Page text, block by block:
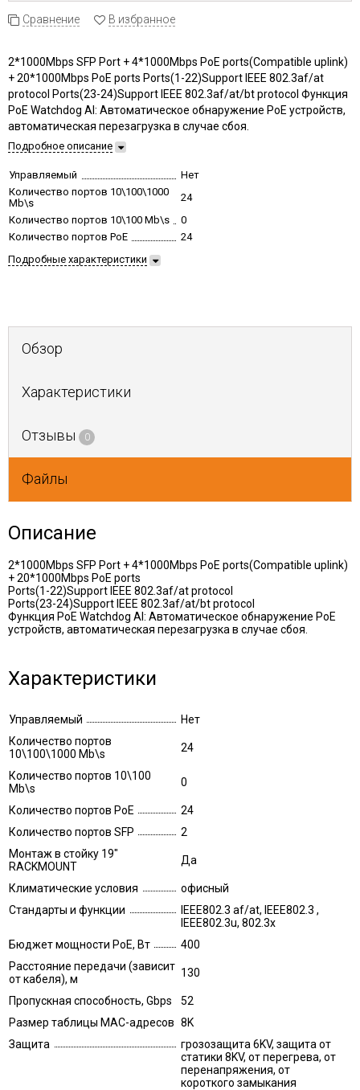
Сравнение В избранное
2*1000Mbps SFP Port + 4*1000Mbps PoE ports(Compatible uplink)
+ 20*1000Mbps PoE ports Ports(1-22)Support IEEE 802.3af/at
protocol Ports(23-24)Support IEEE 802.3af/at/bt protocol Функция
PoE Watchdog AI: Автоматическое обнаружение PoE устройств,
автоматическая перезагрузка в случае сбоя.
Подробное описание
Управляемый
Нет
Количество портов 10\100\1000
Mb\s
24
Количество портов 10\100 Mb\s
0
Количество портов PoE
24
Подробные характеристики
Обзор
Характеристики
Отзывы 0
Файлы
Описание
2*1000Mbps SFP Port + 4*1000Mbps PoE ports(Compatible uplink)
+ 20*1000Mbps PoE ports
Ports(1-22)Support IEEE 802.3af/at protocol
Ports(23-24)Support IEEE 802.3af/at/bt protocol
Функция PoE Watchdog AI: Автоматическое обнаружение PoE
устройств, автоматическая перезагрузка в случае сбоя.
Характеристики
Управляемый
Нет
Количество портов
10\100\1000 Mb\s
24
Количество портов 10\100
Mb\s
0
Количество портов PoE
24
Количество портов SFP
2
Монтаж в стойку 19"
RACKMOUNT
Да
Климатические условия
офисный
Стандарты и функции
IEEE802.3 af/at, IEEE802.3 ,
IEEE802.3u, 802.3x
Бюджет мощности PoE, Вт
400
Расстояние передачи (зависит
от кабеля), м
130
Пропускная способность, Gbps
52
Размер таблицы MAC-адресов 8K
Защита
грозозащита 6KV, защита от
статики 8KV, от перегрева, от
перенапряжения, от
короткого замыкания